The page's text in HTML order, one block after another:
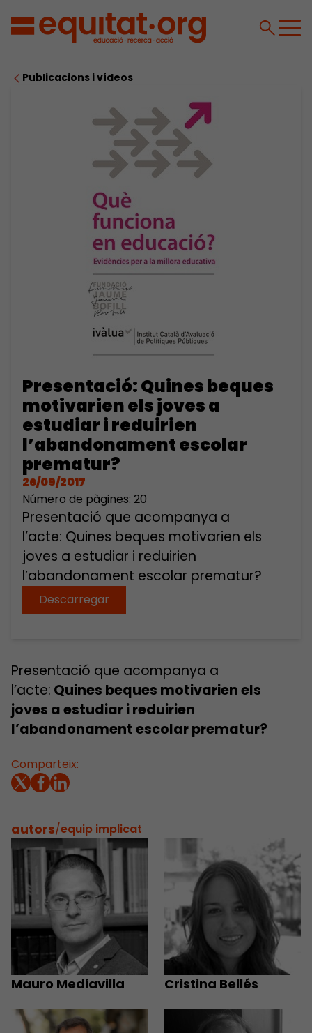
Publicacions i vídeos
Presentació: Quines beques
motivarien els joves a
estudiar i reduirien
l’abandonament escolar
prematur?
26/09/2017
Número de pàgines: 20
Presentació que acompanya a
l’acte: Quines beques motivarien els
joves a estudiar i reduirien
l’abandonament escolar prematur?
Descarregar
Comparteix:
Presentació que acompanya a
l’acte: Quines beques motivarien els
joves a estudiar i reduirien
l’abandonament escolar prematur?
autors/equip implicat
Mauro Mediavilla Cristina Bellés